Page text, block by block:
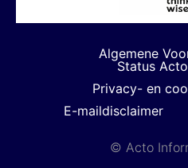
Algemene
Status
Privacy- en
E-maildisclaimer
© Acto